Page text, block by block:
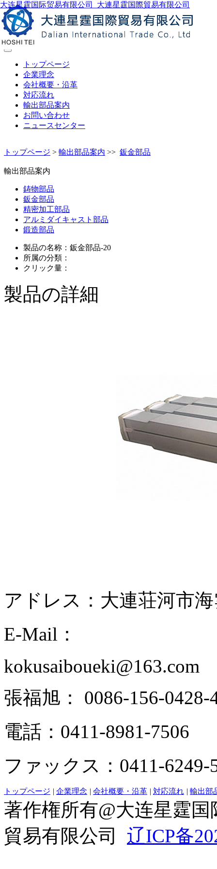
大连星霆国际贸易有限公司_大連星霆国際貿易有限公司
製品検索
トップページ
企業理念
会社概要・沿革
対応流れ
輸出部品案内
お問い合わせ
ニュースセンター
トップページ > 輸出部品案内 >> 鈑金部品
輸出部品案内
鋳物部品
鈑金部品
精密加工部品
アルミダイキャスト部品
鍛造部品
製品の名称： 鈑金部品-20
所属の分類：
クリック量：
製品の詳細
アドレス：大連荘河市
E-Mail：
kokusaiboueki@163.com
張福旭： 0086-156-0428-
電話：0411-8981-7506
ファックス：0411-6249-
トップページ | 企業理念 | 会社概要・沿革 | 対応流れ | 輸出部
著作権所有@大连星霆
貿易有限公司 辽ICP备